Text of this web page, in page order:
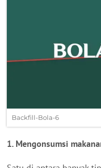
Backfill-Bola-6
1. Mengonsumsi